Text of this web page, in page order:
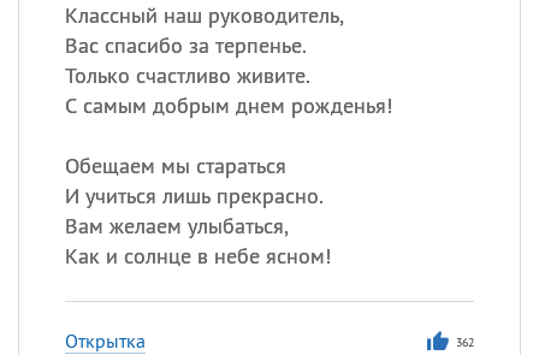
Классный наш руководитель,
Вас спасибо за терпенье.
Только счастливо живите.
С самым добрым днем рожденья!
Обещаем мы стараться
И учиться лишь прекрасно.
Вам желаем улыбаться,
Как и солнце в небе ясном!
Открытка 362